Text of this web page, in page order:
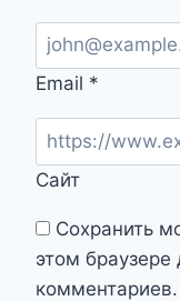
Email *
Сайт
Сохранить
этом
комментариев.